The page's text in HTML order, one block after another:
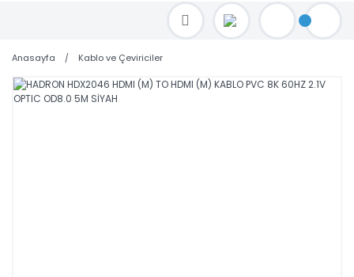
TOPTAN FİYAT ALMAK İÇİN satis@toptanbilgisayar.net MAİL ATINIZ.
SİPARİŞLERİNİZİ AYNI GÜN KARGO İLE GÖNDERİYORUZ!
Anasayfa Kablo ve Çeviriciler